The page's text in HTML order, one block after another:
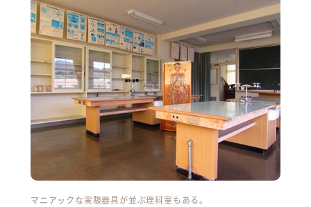
マニアックな実験器具が並ぶ理科室もある。